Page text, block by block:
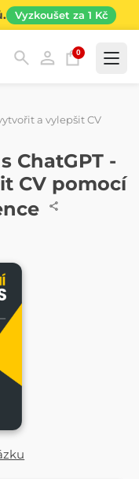
Vyzkoušet za 1 Kč
0
a vylepšit CV
ChatGPT -
CV pomocí